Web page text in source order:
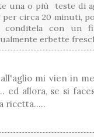
una o più teste di
per circa 20 minuti,
conditela con un
erbette
all'aglio mi vien in
ed allora, se si
ricetta.....